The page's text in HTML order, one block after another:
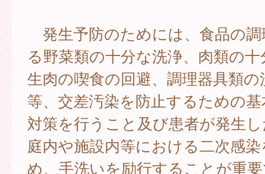
発生予防のためには、食品の
る野菜類の十分な洗浄、肉類の
生肉の喫食の回避、調理器具類の
等、交差汚染を防止するための
対策を行うこと及び患者が発生
庭内や施設内等における二次感
め、手洗いを励行することが重